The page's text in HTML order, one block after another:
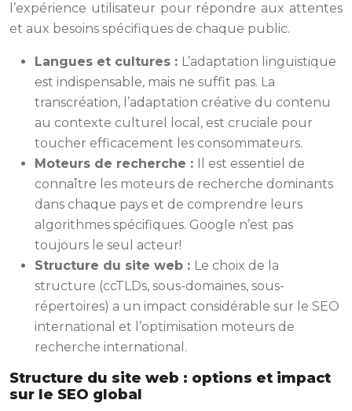
l’expérience utilisateur pour répondre aux attentes
et aux besoins spécifiques de chaque public.
Langues et cultures : L’adaptation linguistique
est indispensable, mais ne suffit pas. La
transcréation, l’adaptation créative du contenu
au contexte culturel local, est cruciale pour
toucher efficacement les consommateurs.
Moteurs de recherche :
Il est essentiel de
connaître les moteurs de recherche dominants
dans chaque pays et de comprendre leurs
algorithmes spécifiques. Google n’est pas
toujours le seul acteur!
Structure du site web : Le choix de la
structure (ccTLDs, sous-domaines, sous-
répertoires) a un impact considérable sur le SEO
international et l’optimisation moteurs de
recherche international.
Structure du site web : options et impact
sur le SEO global